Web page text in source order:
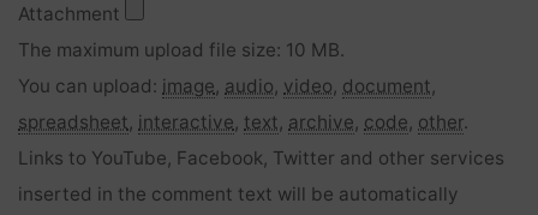
Attachment
The maximum upload file size: 10 MB.
You can upload: image, audio, video, document,
spreadsheet, interactive, text, archive, code, other.
Links to YouTube, Facebook, Twitter and other services
inserted in the comment text will be automatically